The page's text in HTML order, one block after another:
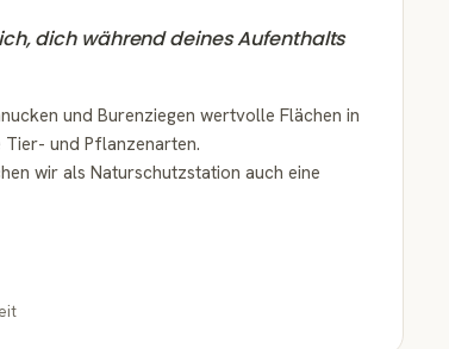
dich während deines Aufenthalts
und Burenziegen wertvolle Flächen in
und Pflanzenarten.
wir als Naturschutzstation auch eine